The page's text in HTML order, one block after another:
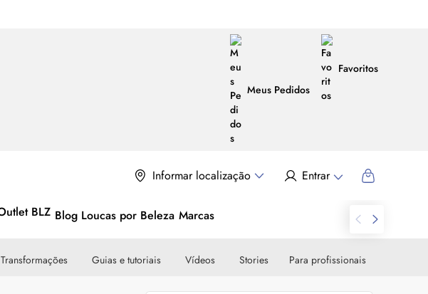
Meus Pedidos
Favoritos
Informar localização Entrar
Blog Loucas por Beleza Marcas
Transformações Guias e tutoriais Vídeos Stories
Para profissionais